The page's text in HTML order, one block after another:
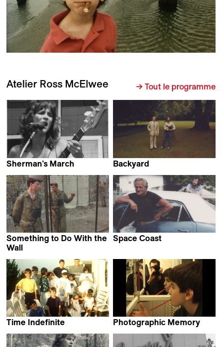
Atelier Ross McElwee → Tout le programme
Sherman's March
Backyard
Something to Do With the
Wall
Ross McElwee
Space Coast
Time Indefinite
Photographic Memory